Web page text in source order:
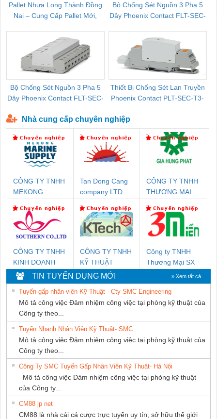
Pallet Nhựa Long Thành Đồng
Nai – Cung Cấp Pallet Mới,
Bộ Chống Sét Nguồn 3 Pha 5
Dây Phoenix Contact FLT-SEC-
Bộ Chống Sét Nguồn 3 Pha 5
Dây Phoenix Contact FLT-SEC-
Thiết Bị Chống Sét Lan Truyền
Phoenix Contact PLT-SEC-T3-
Nhà cung cấp chuyên nghiệp
CÔNG TY TNHH
MEKONG
Tan Dong Cang
company LTD
CÔNG TY TNHH
THƯƠNG MẠI
THUẬT ĐIỆN CƠ
GIA HƯNG
PHÁT
CÔNG TY TNHH
KINH DOANH
DỊCH VỤ XNK
PHƯƠNG NAM
CÔNG TY TNHH
KỸ THUẬT
KTECH VIỆT
NAM
Công ty TNHH
Thương Mại SX
TIN TUYỂN DỤNG MỚI » Xem tất cả
Tuyển gấp nhân viên Kỹ Thuật - Cty SMC Engineering
Mô tả công việc Đảm nhiệm công việc tại phòng kỹ thuật của
Công ty theo...
Tuyển Nhanh Nhân Viên Kỹ Thuật- SMC
Mô tả công việc Đảm nhiệm công việc tại phòng kỹ thuật của
Công ty theo...
Công Ty SMC Tuyển Gấp Nhân Viên Kỹ Thuật- Hà Nội
Mô tả công việc Đảm nhiệm công việc tại phòng kỹ thuật
của Công ty...
CM88 jp net
CM88 là nhà cái cá cược trực tuyến uy tín, sở hữu thế giới